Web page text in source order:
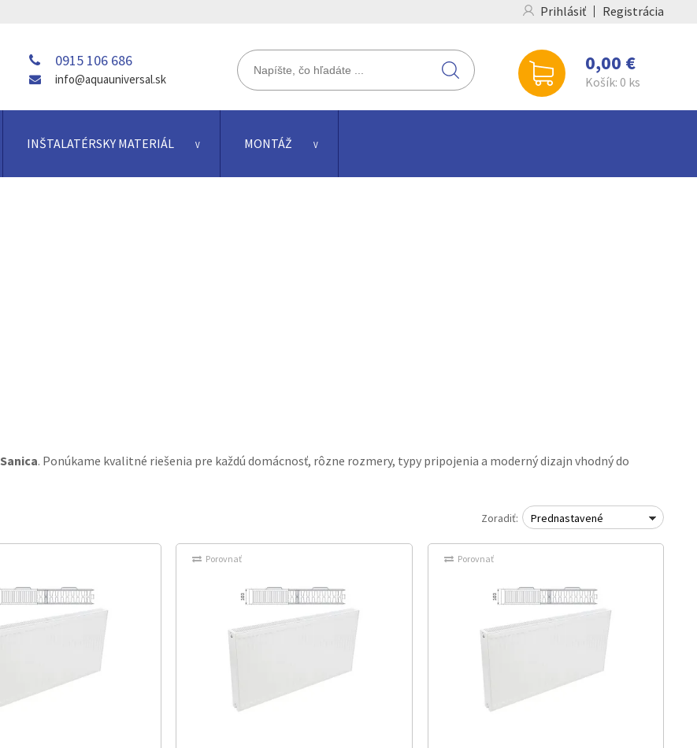
0915 106 686
info@aquauniversal.sk
Prihlásiť Registrácia
0,00 €
Košík: 0 ks
INŠTALATÉRSKY MATERIÁL MONTÁŽ
Sanica. Ponúkame kvalitné riešenia pre každú domácnosť, rôzne rozmery, typy pripojenia a moderný dizajn vhodný do
Zoradiť: Prednastavené
Porovnať Porovnať